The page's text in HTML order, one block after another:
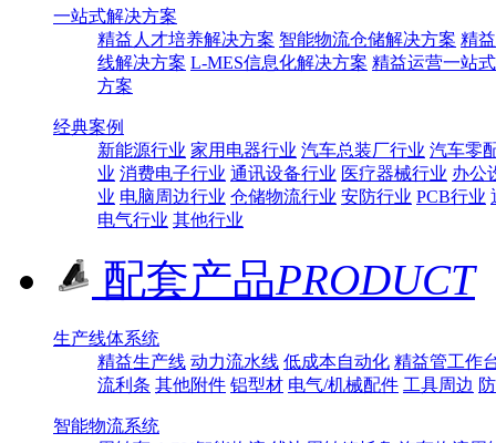
一站式解决方案
精益人才培养解决方案 智能物流仓储解决方案 精
线解决方案 L-MES信息化解决方案 精益运营一站
方案
经典案例
新能源行业 家用电器行业 汽车总装厂行业 汽车零
业 消费电子行业 通讯设备行业 医疗器械行业 办公
业 电脑周边行业 仓储物流行业 安防行业 PCB行业
电气行业 其他行业
配套产品PRODUCT
生产线体系统
精益生产线 动力流水线 低成本自动化 精益管工作
流利条 其他附件 铝型材 电气/机械配件 工具周边
智能物流系统